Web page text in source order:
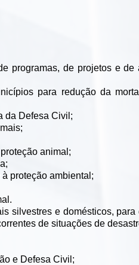
programas, de projetos e de
para redução da
da Defesa Civil;
animal;
proteção ambiental;
silvestres e domésticos, para
de situações de
e Defesa Civil;